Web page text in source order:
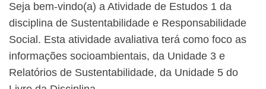
Seja bem-vindo(a) a Atividade de Estudos 1 da
disciplina de Sustentabilidade e Responsabilidade
Social. Esta atividade avaliativa terá como foco as
informações socioambientais, da Unidade 3 e
Relatórios de Sustentabilidade, da Unidade 5 do